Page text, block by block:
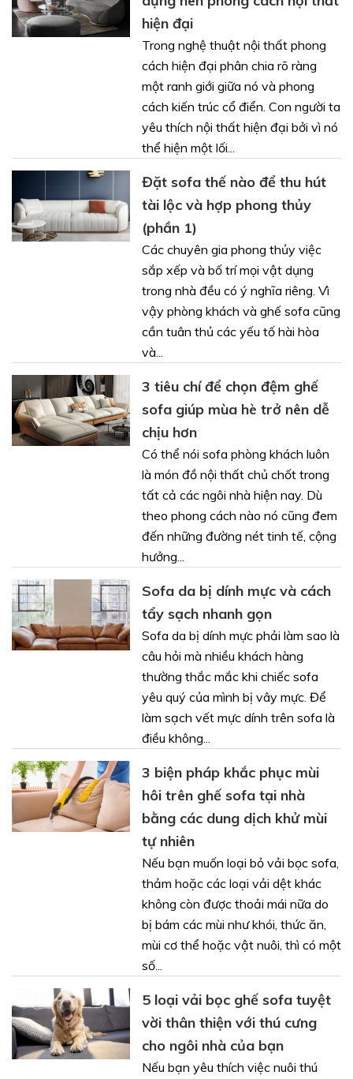
hiện đại
Trong nghệ thuật nội thất phong
cách hiện đại phân chia rõ ràng
một ranh giới giữa nó và phong
cách kiến trúc cổ điển. Con người ta
yêu thích nội thất hiện đại bởi vì nó
thể hiện một lối...
Đặt sofa thế nào để thu hút
tài lộc và hợp phong thủy
(phần 1)
Các chuyên gia phong thủy việc
sắp xếp và bố trí mọi vật dụng
trong nhà đều có ý nghĩa riêng. Vì
vậy phòng khách và ghế sofa cũng
cần tuân thủ các yếu tố hài hòa
và...
3 tiêu chí để chọn đệm ghế
sofa giúp mùa hè trở nên dễ
chịu hơn
Có thể nói sofa phòng khách luôn
là món đồ nội thất chủ chốt trong
tất cả các ngôi nhà hiện nay. Dù
theo phong cách nào nó cũng đem
đến những đường nét tinh tế, cộng
hưởng...
Sofa da bị dính mực và cách
tẩy sạch nhanh gọn
Sofa da bị dính mực phải làm sao là
câu hỏi mà nhiều khách hàng
thường thắc mắc khi chiếc sofa
yêu quý của mình bị vây mực. Để
làm sạch vết mực dính trên sofa là
điều không...
3 biện pháp khắc phục mùi
hôi trên ghế sofa tại nhà
bằng các dung dịch khử mùi
tự nhiên
Nếu bạn muốn loại bỏ vải bọc sofa,
thảm hoặc các loại vải dệt khác
không còn được thoải mái nữa do
bị bám các mùi như khói, thức ăn,
mùi cơ thể hoặc vật nuôi, thì có một
số...
5 loại vải bọc ghế sofa tuyệt
vời thân thiện với thú cưng
cho ngôi nhà của bạn
Nếu bạn yêu thích việc nuôi thú